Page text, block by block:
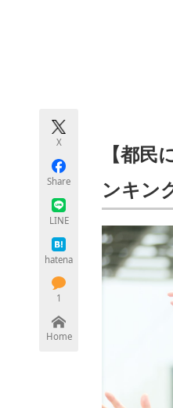
モノづ
X
Share
LINE
hatena
1
Home
【都
ンキン